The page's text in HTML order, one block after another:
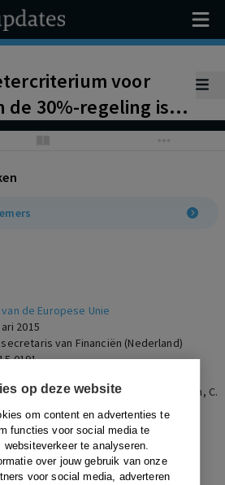
op deze website
om content en advertenties te
functies voor social media te
websiteverkeer te analyseren.
over jouw gebruik van onze
voor social media, adverteren
voor
de 30%-regeling is
EU-recht (vrij
de Europese Unie
2015
van Financiën (Nederland)
0191
V. Skouris, A. Rosas, L. Bay Larsen, C.
A. Prechal, M. Berger en D. Šváby